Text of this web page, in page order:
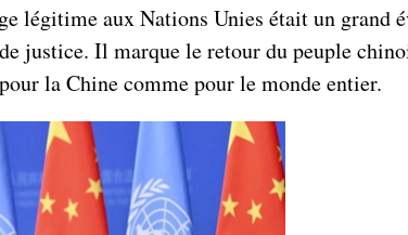
légitime aux Nations Unies était un grand
justice. Il marque le retour du peuple
la Chine comme pour le monde entier.